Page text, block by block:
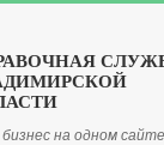
бизнес на одном сайте